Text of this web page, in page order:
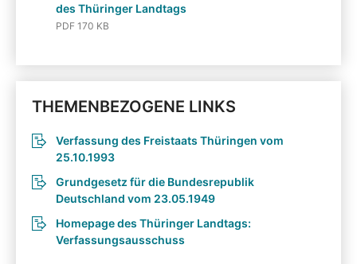
des Thüringer Landtags
PDF 170 KB
THEMENBEZOGENE LINKS
Verfassung des Freistaats Thüringen vom
25.10.1993
Grundgesetz für die Bundesrepublik
Deutschland vom 23.05.1949
Homepage des Thüringer Landtags:
Verfassungsausschuss